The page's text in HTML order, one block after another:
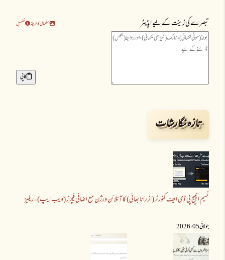
تبصرے کی زینت کے لیے ایڈیٹر استعمال کا طریقہ تفصیل
کاپی
تازہ نگارشات
نسیم انپیج پی ڈی ایف کنورٹر (از رانا بھائی) کا آنلائن ورژن مع اضافی فیچرز (ویب ایپ) - ریلیز
جولائی 05 ،2026